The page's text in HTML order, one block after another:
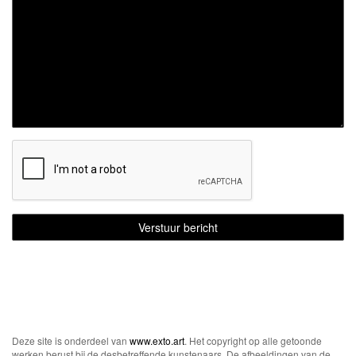
Deze site is onderdeel van www.exto.art. Het copyright op alle getoonde